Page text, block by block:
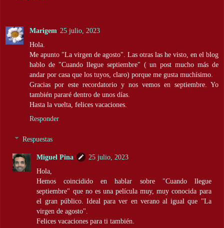
Marigem 25 julio, 2023
Hola.
Me apunto "La virgen de agosto". Las otras las he visto, en el blog
hablo de "Cuando llegue septiembre" ( un post mucho más de
andar por casa que los tuyos, claro) porque me gusta muchísimo.
Gracias por este recordatorio y nos vemos en septiembre. Yo
también pararé dentro de unos días.
Hasta la vuelta, felices vacaciones.
Responder
Respuestas
Miguel Pina
25 julio, 2023
Hola,
Hemos coincidido en hablar sobre "Cuando llegue
septiembre" que no es una película muy, muy conocida para
el gran público. Ideal para ver en verano al igual que "La
virgen de agosto".
Felices vacaciones para ti también.